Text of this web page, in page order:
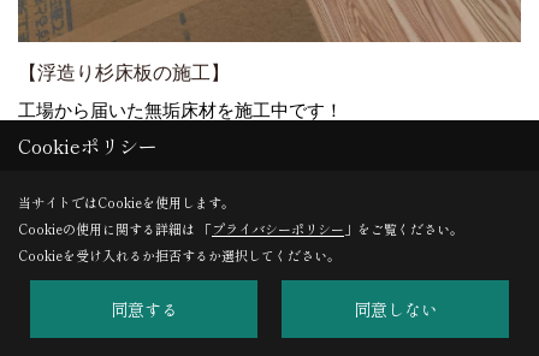
【浮造り杉床板の施工】
工場から届いた無垢床材を施工中です！
20. 2023年11月10日
Cookieポリシー
当サイトではCookieを使用します。
Cookieの使用に関する詳細は 「プライバシーポリシー 」をご覧ください。
Cookieを受け入れるか拒否するか選択してください。
同意する 同意しない